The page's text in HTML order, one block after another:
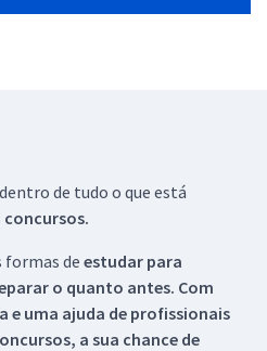
de tudo o que está
concursos.
formas de estudar para
o quanto antes. Com
e uma ajuda de profissionais
a sua chance de